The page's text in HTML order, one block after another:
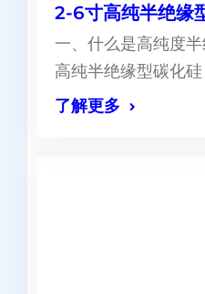
2-6寸高纯半绝缘
一、什么是高纯度
高纯半绝缘型碳化
了解更多